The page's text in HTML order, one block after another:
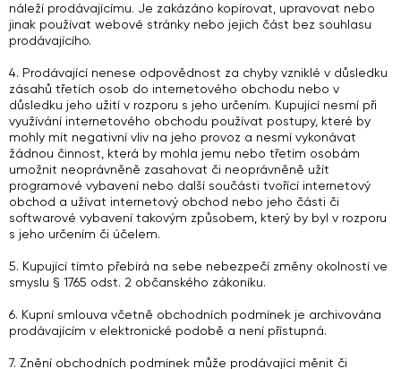
náleží prodávajícímu. Je zakázáno kopírovat, upravovat nebo
jinak používat webové stránky nebo jejich část bez souhlasu
prodávajícího.
4. Prodávající nenese odpovědnost za chyby vzniklé v důsledku
zásahů třetích osob do internetového obchodu nebo v
důsledku jeho užití v rozporu s jeho určením. Kupující nesmí při
využívání internetového obchodu používat postupy, které by
mohly mít negativní vliv na jeho provoz a nesmí vykonávat
žádnou činnost, která by mohla jemu nebo třetím osobám
umožnit neoprávněně zasahovat či neoprávněně užít
programové vybavení nebo další součásti tvořící internetový
obchod a užívat internetový obchod nebo jeho části či
softwarové vybavení takovým způsobem, který by byl v rozporu
s jeho určením či účelem.
5. Kupující tímto přebírá na sebe nebezpečí změny okolností ve
smyslu § 1765 odst. 2 občanského zákoníku.
6. Kupní smlouva včetně obchodních podmínek je archivována
prodávajícím v elektronické podobě a není přístupná.
7. Znění obchodních podmínek může prodávající měnit či